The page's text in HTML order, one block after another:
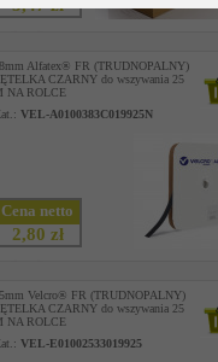
5,47 zł
Alfatex® FR (TRUDNOPALNY)
CZARNY do wszywania 25
NA ROLCE
VEL-A0100383C019925N
Cena netto
2,80 zł
Velcro® FR (TRUDNOPALNY)
CZARNY do wszywania 25
NA ROLCE
VEL-E01002533019925